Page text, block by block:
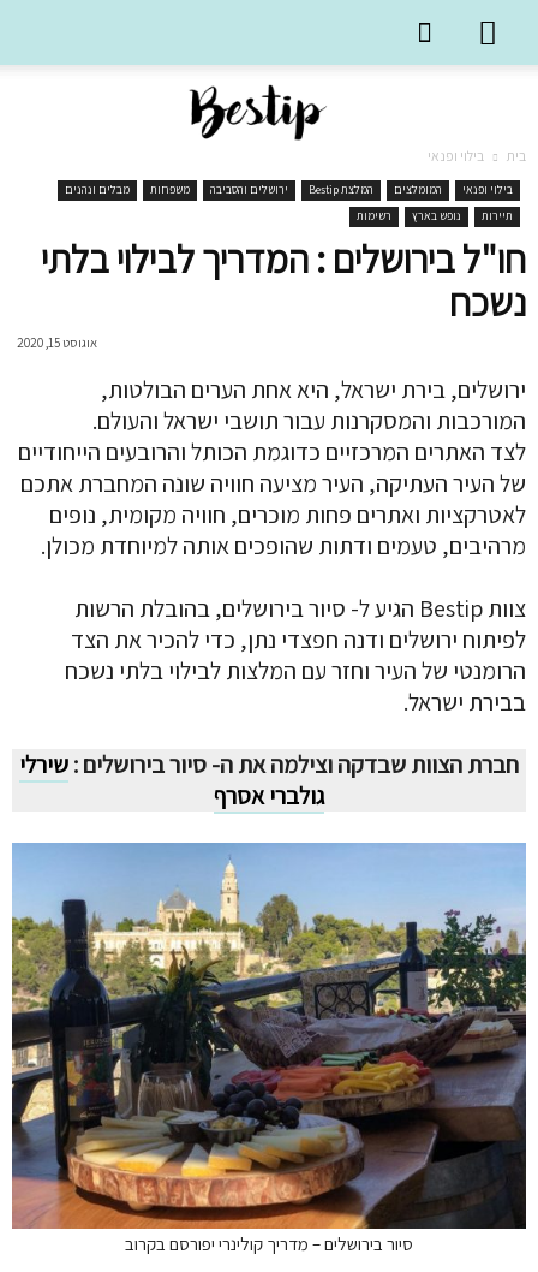
בית בילוי ופנאי
בילוי ופנאי המומלצים המלצת Bestip ירושלים והסביבה משפחות
מבלים ונהנים
תיירות
נופש בארץ רשימות
חו"ל בירושלים : המדריך לבילוי בלתי
נשכח
אוגוסט 15, 2020
ירושלים, בירת ישראל, היא אחת הערים הבולטות,
המורכבות והמסקרנות עבור תושבי ישראל והעולם.
לצד האתרים המרכזיים כדוגמת הכותל והרובעים הייחודיים
של העיר העתיקה, העיר מציעה חוויה שונה המחברת אתכם
לאטרקציות ואתרים פחות מוכרים, חוויה מקומית, נופים
מרהיבים, טעמים ודתות שהופכים אותה למיוחדת מכולן.
צוות Bestip הגיע ל- סיור בירושלים, בהובלת הרשות
לפיתוח ירושלים ודנה חפצדי נתן, כדי להכיר את הצד
הרומנטי של העיר וחזר עם המלצות לבילוי בלתי נשכח
בבירת ישראל.
חברת הצוות שבדקה וצילמה את ה- סיור בירושלים :שירלי
גולברי אסרף
סיור בירושלים – מדריך קולינרי יפורסם בקרוב